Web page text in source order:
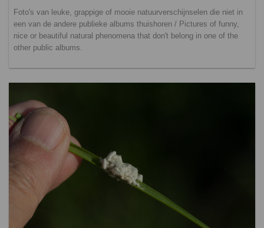
Foto's van leuke, grappige of mooie natuurverschijnselen die niet in
een van de andere publieke albums thuishoren / Pictures of funny,
nice or beautiful natural phenomena that don't belong in one of the
other public albums.